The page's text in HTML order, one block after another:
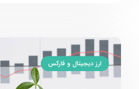
ارز دیجیتال و فارکس